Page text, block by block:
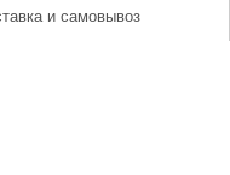
и самовывоз